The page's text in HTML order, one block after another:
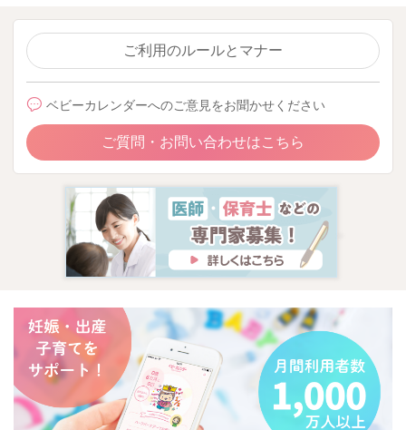
ご利用のルールとマナー
ベビーカレンダーへのご意見をお聞かせください
ご質問・お問い合わせはこちら